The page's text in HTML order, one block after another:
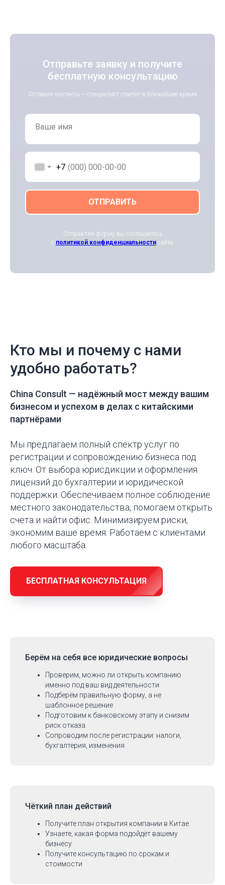
Отправьте заявку и получите
бесплатную консультацию
Оставьте контакты — специалист ответит в ближайшее время
Ваше имя
+7
ОТПРАВИТЬ
Отправляя форму вы соглашаетесь
с политикой конфиденциальности сайта.
Кто мы и почему с нами
удобно работать?
China Consult — надёжный мост между вашим
бизнесом и успехом в делах с китайскими
партнёрами
Мы предлагаем полный спектр услуг по
регистрации и сопровождению бизнеса под
ключ. От выбора юрисдикции и оформления
лицензий до бухгалтерии и юридической
поддержки. Обеспечиваем полное соблюдение
местного законодательства, помогаем открыть
счета и найти офис. Минимизируем риски,
экономим ваше время. Работаем с клиентами
любого масштаба.
БЕСПЛАТНАЯ КОНСУЛЬТАЦИЯ
Берём на себя все юридические вопросы
Проверим, можно ли открыть компанию
именно под ваш вид деятельности
Подберём правильную форму, а не
шаблонное решение
Подготовим к банковскому этапу и снизим
риск отказа
Сопроводим после регистрации: налоги,
бухгалтерия, изменения
Чёткий план действий
Получите план открытия компании в Китае
Узнаете, какая форма подойдёт вашему
бизнесу
Получите консультацию по срокам и
стоимости